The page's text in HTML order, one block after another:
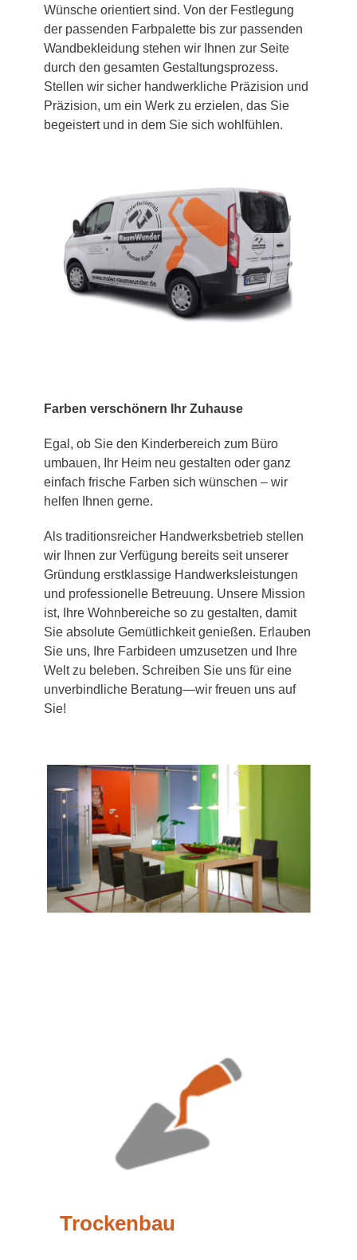
Wünsche orientiert sind. Von der Festlegung
der passenden Farbpalette bis zur passenden
Wandbekleidung stehen wir Ihnen zur Seite
durch den gesamten Gestaltungsprozess.
Stellen wir sicher handwerkliche Präzision und
Präzision, um ein Werk zu erzielen, das Sie
begeistert und in dem Sie sich wohlfühlen.
Farben verschönern Ihr Zuhause
Egal, ob Sie den Kinderbereich zum Büro
umbauen, Ihr Heim neu gestalten oder ganz
einfach frische Farben sich wünschen – wir
helfen Ihnen gerne.
Als traditionsreicher Handwerksbetrieb stellen
wir Ihnen zur Verfügung bereits seit unserer
Gründung erstklassige Handwerksleistungen
und professionelle Betreuung. Unsere Mission
ist, Ihre Wohnbereiche so zu gestalten, damit
Sie absolute Gemütlichkeit genießen. Erlauben
Sie uns, Ihre Farbideen umzusetzen und Ihre
Welt zu beleben. Schreiben Sie uns für eine
unverbindliche Beratung—wir freuen uns auf
Sie!
Trockenbau